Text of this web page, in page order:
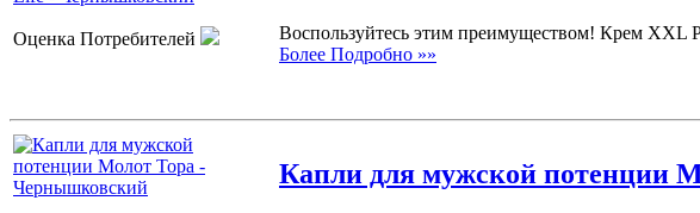
Оценка Потребителей
Воспользуйтесь этим преимуществом! Крем XXL
Более Подробно »»
Капли для мужской потенции